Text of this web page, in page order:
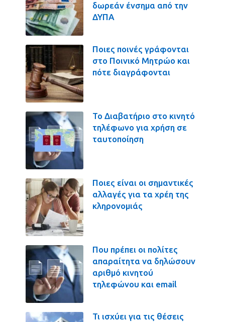
δωρεάν ένσημα από την
ΔΥΠΑ
Ποιες ποινές γράφονται
στο Ποινικό Μητρώο και
πότε διαγράφονται
Το Διαβατήριο στο κινητό
τηλέφωνο για χρήση σε
ταυτοποίηση
Ποιες είναι οι σημαντικές
αλλαγές για τα χρέη της
κληρονομιάς
Που πρέπει οι πολίτες
απαραίτητα να δηλώσουν
αριθμό κινητού
τηλεφώνου και email
Τι ισχύει για τις θέσεις